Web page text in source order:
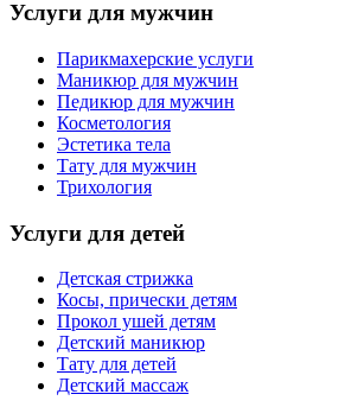
Услуги для мужчин
Парикмахерские услуги
Маникюр для мужчин
Педикюр для мужчин
Косметология
Эстетика тела
Тату для мужчин
Трихология
Услуги для детей
Детская стрижка
Косы, прически детям
Прокол ушей детям
Детский маникюр
Тату для детей
Детский массаж